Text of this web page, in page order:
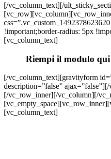
[/vc_column_text][/
!important;border-radius: 5px
[vc_column_text]
Riempi il modulo
[/vc_column_text][gravityform
description=”false”
[/vc_row_inner][/vc_column][/
[vc_column_text]